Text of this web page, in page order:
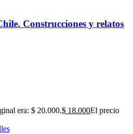
Construcciones y relatos
era: $ 20.000.$ 18.000El precio